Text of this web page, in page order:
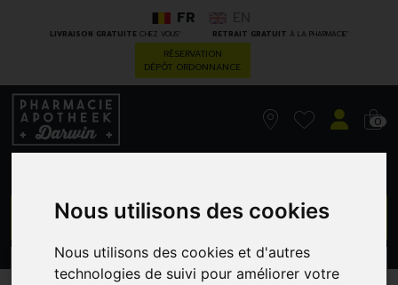
Nous utilisons des cookies
Nous utilisons des cookies et d'autres
technologies de suivi pour améliorer votre
LIVRAISON GRATUITECHEZ VOUS* RETRAIT GRATUIT À LA PHARMACIE*
FR
RÉSERVATION
DÉPÔT ORDONNANCE
0
CATÉGORIES PROMOS